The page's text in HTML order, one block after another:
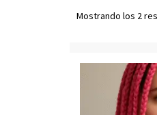
Mostrando los 2